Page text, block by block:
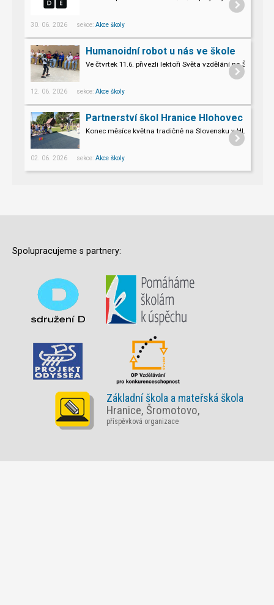
30. 06. 2026 sekce: Akce školy
Humanoidní robot u nás ve škole
Ve čtvrtek 11.6. přivezli lektoři Světa vzdělání na
Pro naše třeťáky a páťáky to byl opravdu nevšední zážitek.
12. 06. 2026 sekce: Akce školy
Partnerství škol Hranice Hlohovec
Konec měsíce května tradičně na Slovensku v HLOHOVCI!
02. 06. 2026 sekce: Akce školy
Spolupracujeme s partnery:
Základní škola a mateřská škola
Hranice, Šromotovo,
příspěvková organizace